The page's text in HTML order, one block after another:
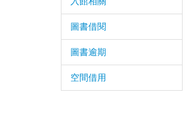
圖書借閱
圖書逾期
空間借用